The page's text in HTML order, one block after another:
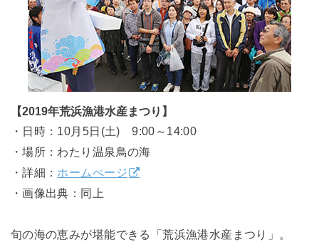
【2019年荒浜漁港水産まつり】
・日時：10月5日(土) 9:00～14:00
・場所：わたり温泉鳥の海
・詳細： ホームぺージ
・画像出典：同上
旬の海の恵みが堪能できる「荒浜漁港水産まつり」。